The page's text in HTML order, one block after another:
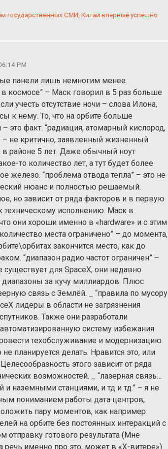
государственных СМИ, Китай впервые успешно
PM
панели лишь немногим менее
космосе” – Маск говорил в 5 раз больше
учесть отсутствие ночи – слова Илона,
к нему. То, что на орбите больше
это факт. “радиация, атомарный кислород,
– не критично, заявленный жизненный
в районе 5 лет. Даже обычный ноут
то количество лет, а тут будет более
железо. “проблема отвода тепла” – это не
нюанс и полностью решаемый.
но зависит от ряда факторов и в первую
техническому исполнению. Маск в
они хороши именно в «hardware» и с этим
места ограничено” – до момента,
закончится место, как до
“диапазон радио частот ограничен” –
для SpaceX, они недавно
за кучу миллиардов. Плюс
связь с Землёй. _ “правила по мусору
лидеры в области не загрязнения
Также они разработали
систему избежания
техобслуживание и модернизацию
планируется делать. Нравится это, или
этого зависит от ряда
возможностей. _ “лазерная связь…
и наземными станциями, и тд и тд.” – я не
пониманием работы дата центров,
пару моментов, как например
на орбите без постоянных интеракций с
отправку готового результата (Мне
речь именно про это, может в «Х-витере»).